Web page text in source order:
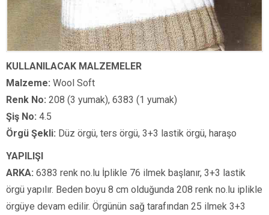
KULLANILACAK MALZEMELER
Malzeme: Wool Soft
Renk No: 208 (3 yumak), 6383 (1 yumak)
Şiş No: 4.5
Örgü Şekli: Düz örgü, ters örgü, 3+3 lastik örgü, haraşo
YAPILIŞI
ARKA: 6383 renk no.lu İplikle 76 ilmek başlanır, 3+3 lastik
örgü yapılır. Beden boyu 8 cm olduğunda 208 renk no.lu iplikle
örgüye devam edilir. Örgünün sağ tarafından 25 ilmek 3+3